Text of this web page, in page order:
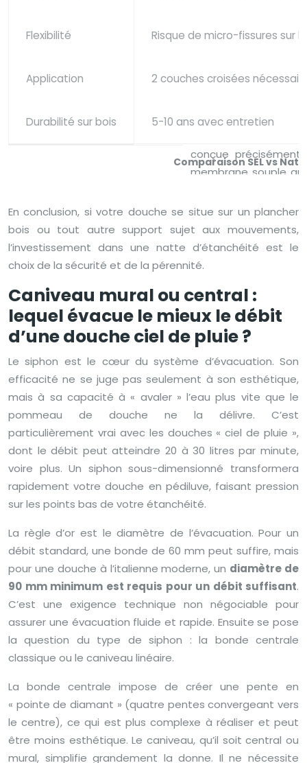
Comparaison SEL vs
Flexibilité Risque de micro-fissures sur
Application 2 couches croisées
Durabilité sur bois 5-10 ans avec entretien
En conclusion, si votre douche se situe sur un plancher
bois ou tout autre support sujet aux mouvements,
l’investissement dans une natte d’étanchéité est le
choix de la sécurité et de la pérennité.
Caniveau mural ou central :
lequel évacue le mieux le débit
d’une douche ciel de pluie ?
Le siphon est le cœur du système d’évacuation. Son
efficacité ne se juge pas seulement à son esthétique,
mais à sa capacité à « avaler » l’eau plus vite que le
pommeau de douche ne la délivre. C’est
particulièrement vrai avec les douches « ciel de pluie »,
dont le débit peut atteindre 20 à 30 litres par minute,
voire plus. Un siphon sous-dimensionné transformera
rapidement votre douche en pédiluve, faisant pression
sur les points bas de votre étanchéité.
La règle d’or est le diamètre de l’évacuation. Pour un
débit standard, une bonde de 60 mm peut suffire, mais
pour une douche à l’italienne moderne, un diamètre de
90 mm minimum est requis pour un débit suffisant.
C’est une exigence technique non négociable pour
assurer une évacuation fluide et rapide. Ensuite se pose
la question du type de siphon : la bonde centrale
classique ou le caniveau linéaire.
La bonde centrale impose de créer une pente en
« pointe de diamant » (quatre pentes convergeant vers
le centre), ce qui est plus complexe à réaliser et peut
être moins esthétique. Le caniveau, qu’il soit central ou
mural, simplifie grandement la donne. Il ne nécessite